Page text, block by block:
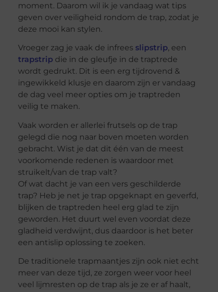
moment. Daarom wil ik je vandaag wat tips
geven over veiligheid rondom de trap, zodat je
deze mooi kan stylen.
Vroeger zag je vaak de infrees slipstrip, een
trapstrip die in de gleufje in de traptrede
wordt gedrukt. Dit is een erg tijdrovend &
ingewikkeld klusje en daarom zijn er vandaag
de dag veel meer opties om je traptreden
veilig te maken.
Vaak worden er allerlei frutsels op de trap
gelegd die nog naar boven moeten worden
gebracht. Wist je dat dit één van de meest
voorkomende redenen is waardoor met
struikelt/van de trap valt?
Of wat dacht je van een vers geschilderde
trap? Heb je net je trap opgeknapt en geverfd,
blijken de traptreden heel erg glad te zijn
geworden. Het duurt wel even voordat deze
gladheid verdwijnt, dus daardoor is het beter
een antislip oplossing te zoeken.
De traditionele trapmaantjes zijn ook niet echt
meer van deze tijd, ze zorgen weer voor heel
veel lijmresten op de trap als je ze er af haalt,